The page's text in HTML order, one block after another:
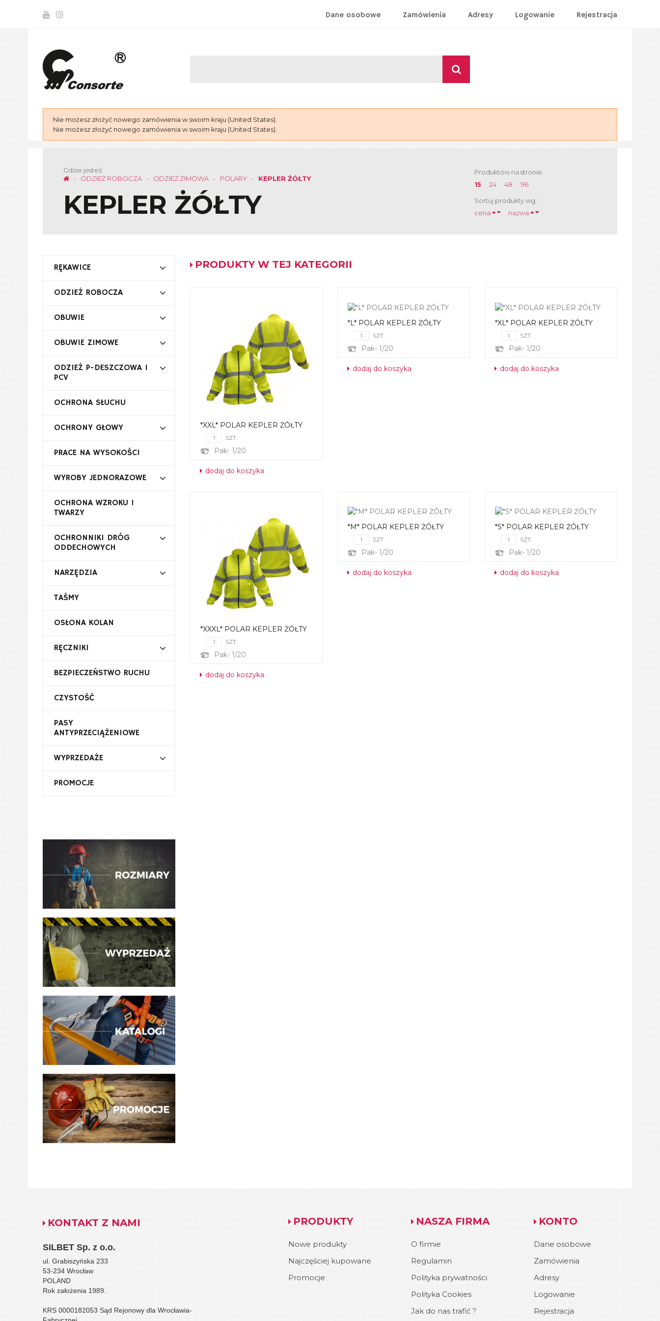
Dane osobowe Zamówienia Adresy Logowanie Rejestracja
Nie możesz złożyć nowego zamówienia w swoim kraju (United States).
Nie możesz złożyć nowego zamówienia w swoim kraju (United States).
Gdzie jesteś:
ODZIEŻ ROBOCZA
ODZIEŻ ZIMOWA POLARY KEPLER ŻÓŁTY
KEPLER ŻÓŁTY
Produktów na stronie
15
24 48 96
Sortuj produkty wg:
cena
nazwa
RĘKAWICE
ODZIEŻ ROBOCZA
OBUWIE
OBUWIE ZIMOWE
ODZIEŻ P-DESZCZOWA I
PCV
OCHRONA SŁUCHU
OCHRONY GŁOWY
PRACE NA WYSOKOŚCI
WYROBY JEDNORAZOWE
OCHRONA WZROKU I
TWARZY
OCHRONNIKI DRÓG
ODDECHOWYCH
NARZĘDZIA
TAŚMY
OSŁONA KOLAN
RĘCZNIKI
BEZPIECZEŃSTWO RUCHU
CZYSTOŚĆ
PASY
ANTYPRZECIĄŻENIOWE
WYPRZEDAŻE
PROMOCJE
PRODUKTY W TEJ KATEGORII
*XXL* POLAR KEPLER ŻÓŁTY
SZT.
Pak- 1/20
dodaj do koszyka
*L* POLAR KEPLER ŻÓŁTY
SZT.
Pak- 1/20
dodaj do koszyka
*XL* POLAR KEPLER ŻÓŁTY
SZT.
Pak- 1/20
dodaj do koszyka
*XXXL* POLAR KEPLER ŻÓŁTY
SZT.
Pak- 1/20
dodaj do koszyka
*M* POLAR KEPLER ŻÓŁTY
SZT.
Pak- 1/20
dodaj do koszyka
*S* POLAR KEPLER ŻÓŁTY
SZT.
Pak- 1/20
dodaj do koszyka
KONTAKT Z NAMI
SILBET Sp. z o.o.
ul. Grabiszyńska 233
53-234 Wrocław
POLAND
Rok założenia 1989.
KRS 0000182053 Sąd Rejonowy dla Wrocławia-
PRODUKTY
Nowe produkty
Najczęściej kupowane
Promocje
NASZA FIRMA
O firmie
Regulamin
Polityka prywatności
Polityka Cookies
Jak do nas trafić ?
KONTO
Dane osobowe
Zamówienia
Adresy
Logowanie
Rejestracja